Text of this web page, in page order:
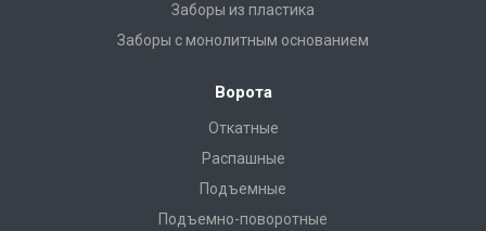
Заборы из пластика
Заборы с монолитным основанием
Ворота
Откатные
Распашные
Подъемные
Подъемно-поворотные